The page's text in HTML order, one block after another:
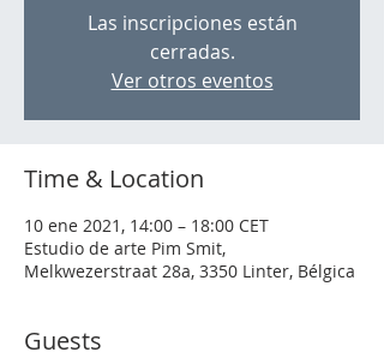
Las inscripciones están
cerradas.
Ver otros eventos
Time & Location
10 ene 2021, 14:00 – 18:00 CET
Estudio de arte Pim Smit,
Melkwezerstraat 28a, 3350 Linter, Bélgica
Guests